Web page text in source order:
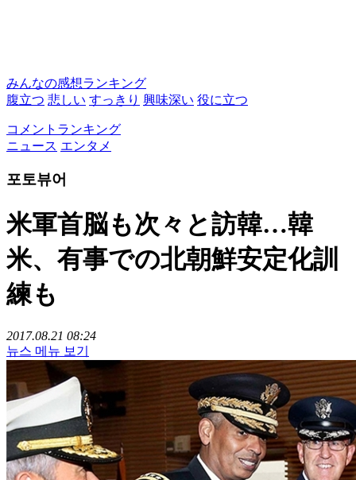
みんなの感想ランキング
腹立つ 悲しい すっきり 興味深い 役に立つ
コメントランキング
ニュース エンタメ
포토뷰어
米軍首脳も次々と訪韓…韓
米、有事での北朝鮮安定化訓
練も
2017.08.21 08:24
뉴스 메뉴 보기